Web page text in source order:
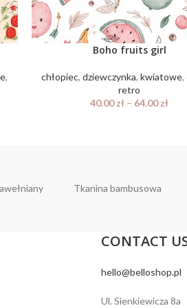
,
Boho fruits girl
chłopiec,dziewczynka,kwiatowe,
retro
40.00zł – 64.00zł
Tkanina bambusowa
CONTACT
hello@belloshop.pl
Ul. Sienkiewicza 8a